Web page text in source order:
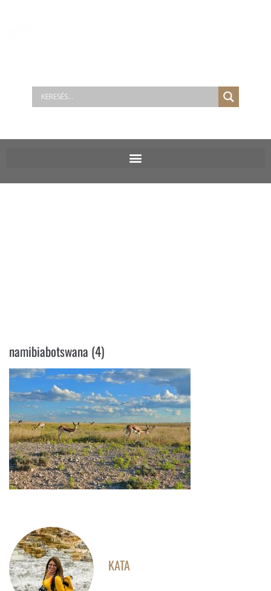
namibiabotswana (4)
KATA